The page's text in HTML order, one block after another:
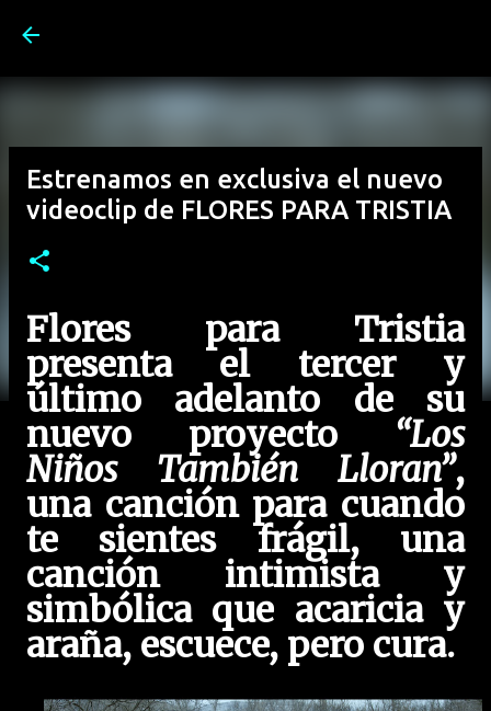
Estrenamos en exclusiva el nuevo
videoclip de FLORES PARA TRISTIA
Flores para Tristia
presenta el tercer y
último adelanto de su
nuevo proyecto “Los
Niños También Lloran”,
una canción para cuando
te sientes frágil, una
canción intimista y
simbólica que acaricia y
araña, escuece, pero cura.